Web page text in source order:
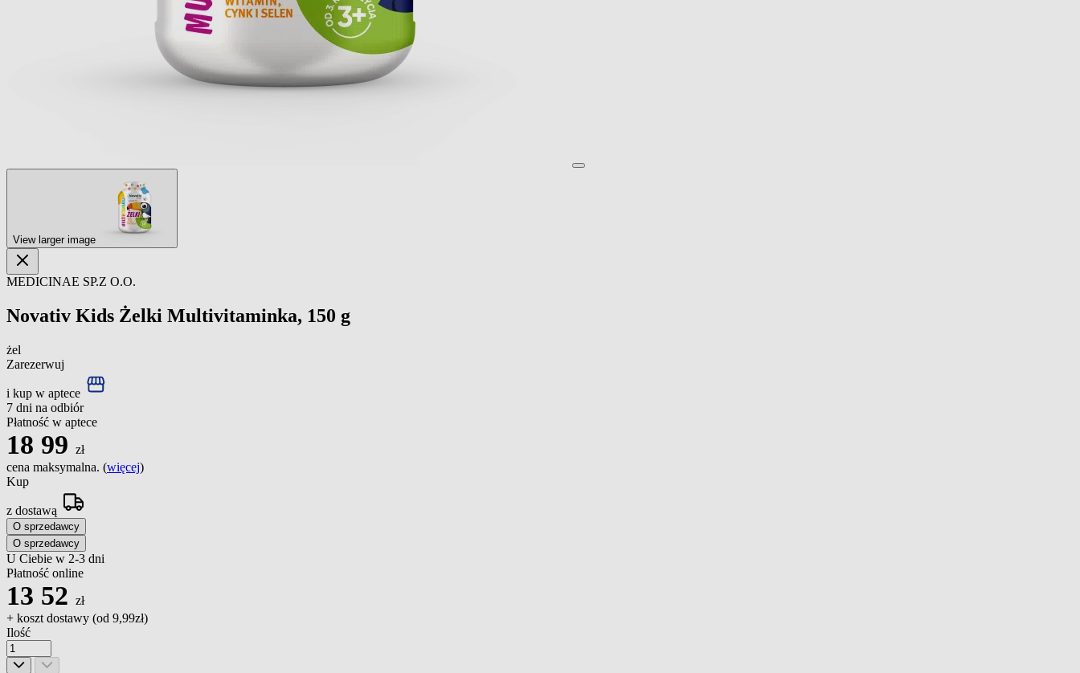
View larger image
MEDICINAE SP.Z O.O.
Novativ Kids Żelki Multivitaminka, 150 g
żel
Zarezerwuj
i kup w aptece
7 dni na odbiór
Płatność w aptece
18 99 zł
cena maksymalna. (więcej)
Kup
z dostawą
O sprzedawcy
O sprzedawcy
U Ciebie w 2-3 dni
Płatność online
13 52 zł
+ koszt dostawy (od 9,99zł)
Ilość